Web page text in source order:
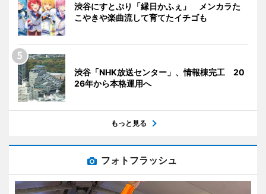
渋谷にすとぷり「縁日かふぇ」 メンカラた
こやきや楽曲流して育てたイチゴも
渋谷「NHK放送センター」、情報棟完工 20
26年から本格運用へ
もっと見る
フォトフラッシュ